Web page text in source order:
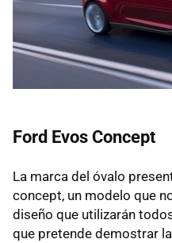
Ford Evos Concept
La marca del óvalo
concept, un modelo que
diseño que utilizarán
que pretende demostrar